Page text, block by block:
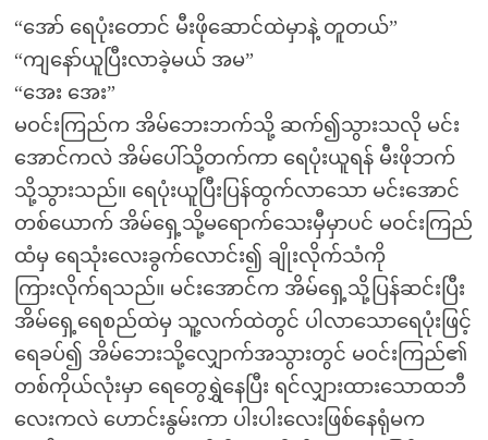
“အော် ရေပုံးတောင် မီးဖိုဆောင်ထဲမှာနဲ့ တူတယ်”
“ကျနော်ယူပြီးလာခဲ့မယ် အမ”
“အေး အေး”
မဝင်းကြည်က အိမ်ဘေးဘက်သို့ ဆက်၍သွားသလို မင်း
အောင်ကလဲ အိမ်ပေါ်သို့တက်ကာ ရေပုံးယူရန် မီးဖိုဘက်
သို့သွားသည်။ ရေပုံးယူပြီးပြန်ထွက်လာသော မင်းအောင်
တစ်ယောက် အိမ်ရှေ့သို့မရောက်သေးမှီမှာပင် မဝင်းကြည်
ထံမှ ရေသုံးလေးခွက်လောင်း၍ ချိုးလိုက်သံကို
ကြားလိုက်ရသည်။ မင်းအောင်က အိမ်ရှေ့သို့ပြန်ဆင်းပြီး
အိမ်ရှေ့ရေစည်ထဲမှ သူ့လက်ထဲတွင် ပါလာသောရေပုံးဖြင့်
ရေခပ်၍ အိမ်ဘေးသို့လျှောက်အသွားတွင် မဝင်းကြည်၏
တစ်ကိုယ်လုံးမှာ ရေတွေရွှဲနေပြီး ရင်လျှားထားသောထဘီ
လေးကလဲ ဟောင်းနွမ်းကာ ပါးပါးလေးဖြစ်နေရုံမက